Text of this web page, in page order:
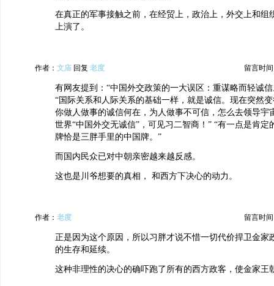
在真正的军事接触之前，在经贸上，政治上，外交上和组
上演了。
作者： 文庙 回复 老度 留言时间
有网友提到：“中国外交政策的一大误区：重谋略而轻诚信
“国际关系和人际关系的基础一样，就是诚信。现在突然
你做人做事的诚信何在，为人做事不可信，怎么去领导宇
世界“中国外交无诚信”，可见习二智商！” “有一点是肯定
牌恰是三胖手里的中国牌。”
而国内民众已对中朝亲密越来越反感。
这也是川爷想要的真相， 和西方下决心的动力。
作者： 老度 留言时间
正是因为这个原因，所以习胖才说不惜一切代价捍卫金家
的生存和延续。
这种非理性的决心的确吓跑了所有的西方政客，使金家王